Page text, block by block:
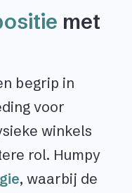
met
begrip in
voor
winkels
rol. Humpy
, waarbij de